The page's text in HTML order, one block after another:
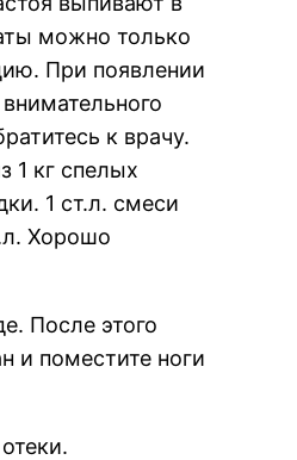
можно только
При появлении
к врачу.
1 кг спелых
1 ст.л. смеси
Хорошо
После этого
и поместите ноги